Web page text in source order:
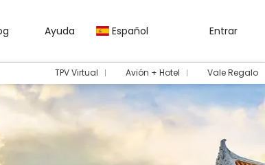
Ayuda Español Entrar
TPV Virtual Avión + Hotel Vale Regalo